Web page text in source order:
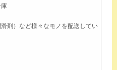
剤）など様々なモノを配送してい